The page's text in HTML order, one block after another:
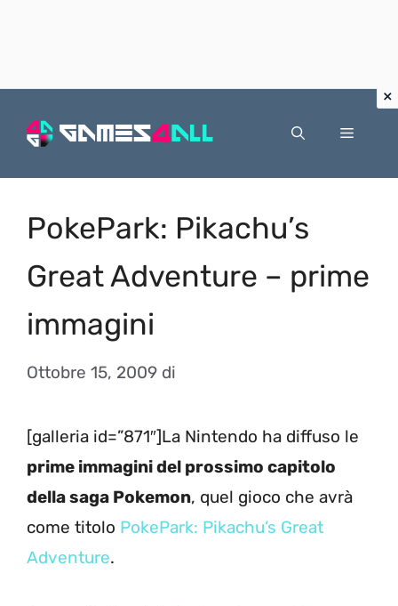
Menu
PokePark: Pikachu’s
Great Adventure – prime
immagini
Ottobre 15, 2009 di
[galleria id=”871″]La Nintendo ha diffuso le
prime immagini del prossimo capitolo
della saga Pokemon, quel gioco che avrà
come titolo PokePark: Pikachu’s Great
Adventure.